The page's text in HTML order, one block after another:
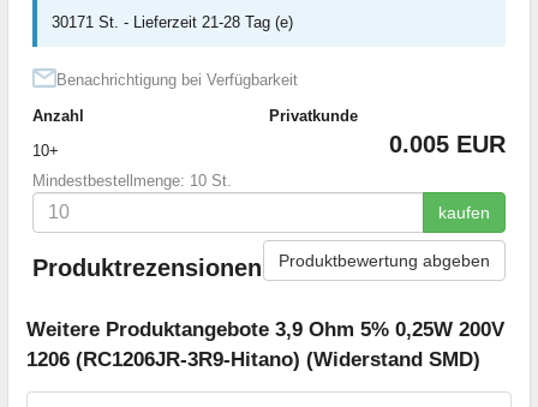
30171 St. - Lieferzeit 21-28 Tag (e)
Benachrichtigung bei Verfügbarkeit
Anzahl
Privatkunde
10+
0.005 EUR
Mindestbestellmenge: 10 St.
kaufen
Produktrezensionen Produktbewertung abgeben
Weitere Produktangebote 3,9 Ohm 5% 0,25W 200V
1206 (RC1206JR-3R9-Hitano) (Widerstand SMD)